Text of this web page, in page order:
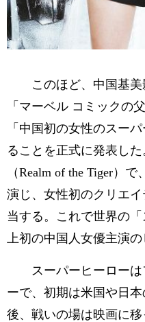
このほど、中国基美
「マーベル コミックの
「中国初の女性のスー
ることを正式に発表した
（Realm of the Tiger）
演じ、女性初のクリエ
当する。これで世界の
上初の中国人女優主演
スーパーヒーローは
ーで、初期は米国や日
後、戦いの場は映画に